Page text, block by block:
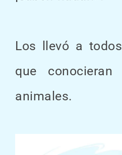
Los llevó a
que
animales.